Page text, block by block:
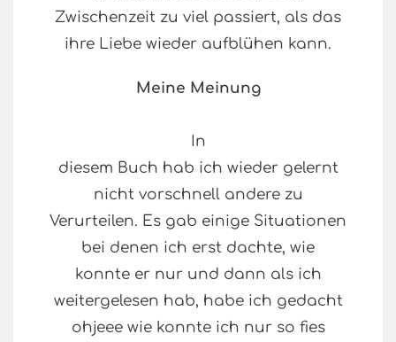
Zwischenzeit zu viel passiert, als das
ihre Liebe wieder aufblühen kann.
Meine Meinung
In
diesem Buch hab ich wieder gelernt
nicht vorschnell andere zu
Verurteilen. Es gab einige Situationen
bei denen ich erst dachte, wie
konnte er nur und dann als ich
weitergelesen hab, habe ich gedacht
ohjeee wie konnte ich nur so fies